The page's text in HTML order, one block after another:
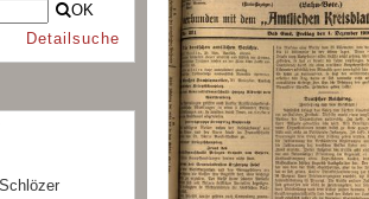
OK
Detailsuche